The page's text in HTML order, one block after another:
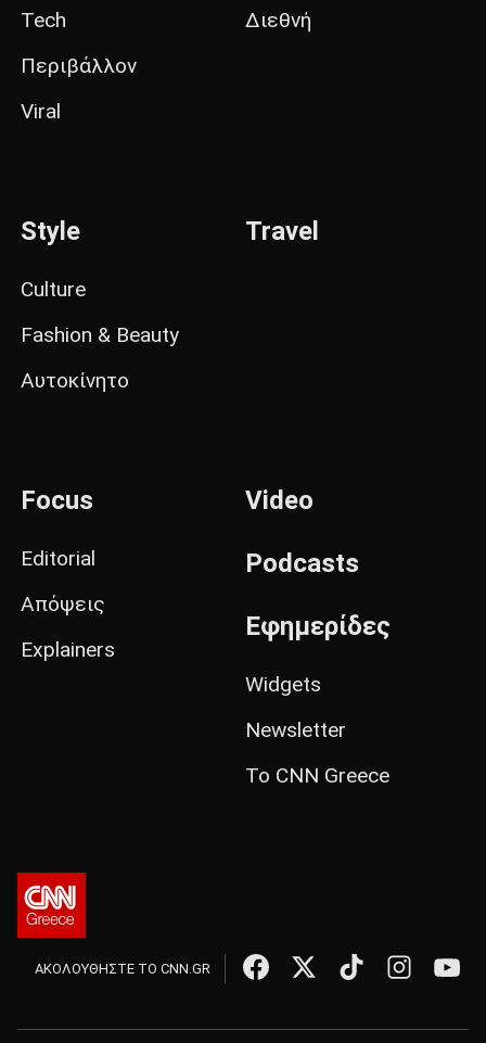
Tech
Περιβάλλον
Viral
Διεθνή
Style
Culture
Fashion & Beauty
Αυτοκίνητο
Travel
Focus
Editorial
Απόψεις
Explainers
Video
Podcasts
Εφημερίδες
Widgets
Newsletter
Το CNN Greece
ΑΚΟΛΟΥΘΗΣΤΕ ΤΟ CNN.GR